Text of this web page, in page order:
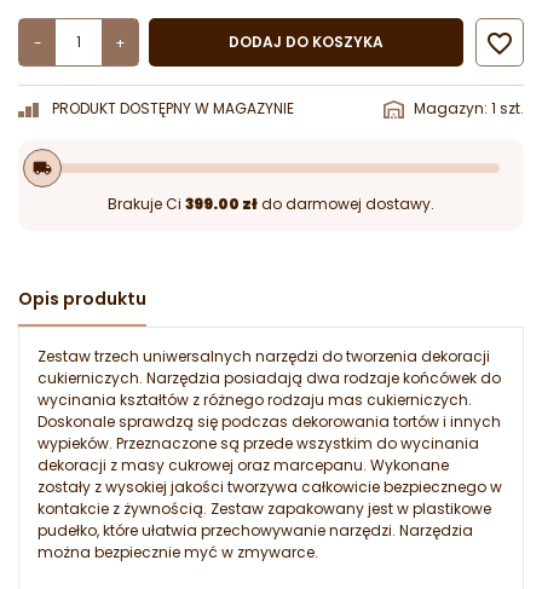
- + DODAJ DO KOSZYKA 
PRODUKT DOSTĘPNY W MAGAZYNIE Magazyn: 1 szt.
local_shipping
Brakuje Ci 399.00 złdo darmowej dostawy.
Opis produktu
Zestaw trzech uniwersalnych narzędzi do tworzenia dekoracji
cukierniczych. Narzędzia posiadają dwa rodzaje końcówek do
wycinania kształtów z różnego rodzaju mas cukierniczych.
Doskonale sprawdzą się podczas dekorowania tortów i innych
wypieków. Przeznaczone są przede wszystkim do wycinania
dekoracji z masy cukrowej oraz marcepanu. Wykonane
zostały z wysokiej jakości tworzywa całkowicie bezpiecznego w
kontakcie z żywnością. Zestaw zapakowany jest w plastikowe
pudełko, które ułatwia przechowywanie narzędzi. Narzędzia
można bezpiecznie myć w zmywarce.